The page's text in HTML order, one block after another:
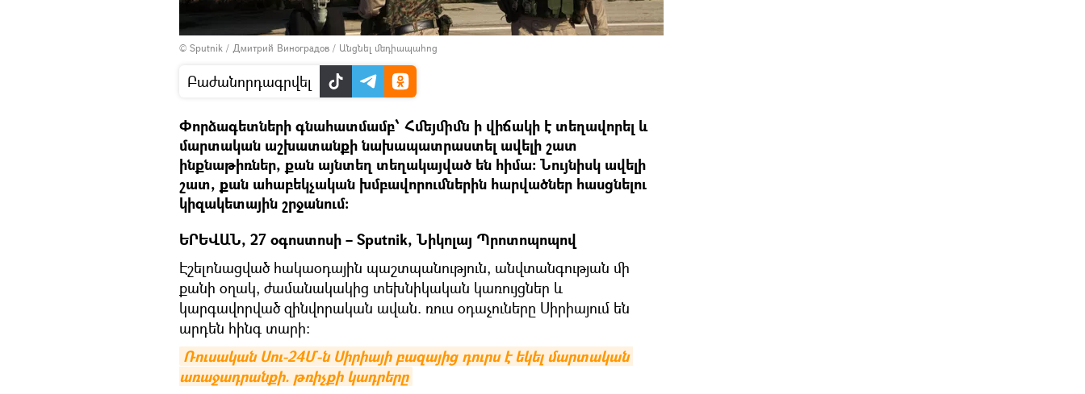
© Sputnik / Дмитрий Виноградов / Անցնել մեդիապահոց
Բաժանորդագրվել
Փորձագետների գնահատմամբ՝ Հմեյմիմն ի վիճակի է տեղավորել և
մարտական աշխատանքի նախապատրաստել ավելի շատ
ինքնաթիռներ, քան այնտեղ տեղակայված են հիմա։ Նույնիսկ ավելի
շատ, քան ահաբեկչական խմբավորումներին հարվածներ հասցնելու
կիզակետային շրջանում։
ԵՐԵՎԱՆ, 27 օգոստոսի – Sputnik, Նիկոլայ Պրոտոպոպով
Էշելոնացված հակաօդային պաշտպանություն, անվտանգության մի
քանի օղակ, ժամանակակից տեխնիկական կառույցներ և
կարգավորված զինվորական ավան. ռուս օդաչուները Սիրիայում են
արդեն հինգ տարի:
Ռուսական Սու-24Մ-ն Սիրիայի բազայից դուրս է եկել մարտական
առաջադրանքի. թռիչքի կադրերը